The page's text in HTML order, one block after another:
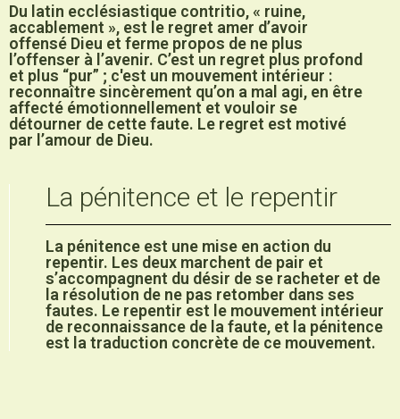
Du latin ecclésiastique contritio, « ruine,
accablement », est le regret amer d’avoir
offensé Dieu et ferme propos de ne plus
l’offenser à l’avenir. C’est un regret plus profond
et plus “pur” ; c'est un mouvement intérieur :
reconnaître sincèrement qu’on a mal agi, en être
affecté émotionnellement et vouloir se
détourner de cette faute. Le regret est motivé
par l’amour de Dieu.
La pénitence et le repentir
La pénitence est une mise en action du
repentir. Les deux marchent de pair et
s’accompagnent du désir de se racheter et de
la résolution de ne pas retomber dans ses
fautes. Le repentir est le mouvement intérieur
de reconnaissance de la faute, et la pénitence
est la traduction concrète de ce mouvement.